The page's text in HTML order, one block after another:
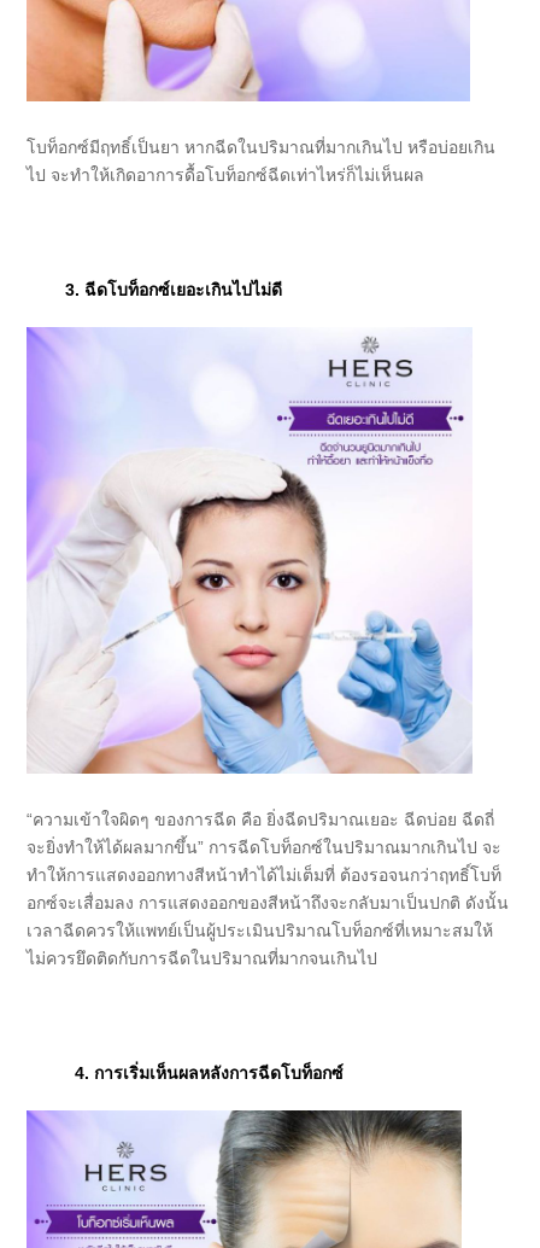
โบท็อกซ์มีฤทธิ์เป็นยา หากฉีดในปริมาณที่มากเกินไป หรือบ่อยเกิน
ไป จะทำให้เกิดอาการดื้อโบท็อกซ์ฉีดเท่าไหร่ก็ไม่เห็นผล
3. ฉีดโบท็อกซ์เยอะเกินไปไม่ดี
“ความเข้าใจผิดๆ ของการฉีด คือ ยิ่งฉีดปริมาณเยอะ ฉีดบ่อย ฉีดถี่
จะยิ่งทำให้ได้ผลมากขึ้น” การฉีดโบท็อกซ์ในปริมาณมากเกินไป จะ
ทำให้การแสดงออกทางสีหน้าทำได้ไม่เต็มที่ ต้องรอจนกว่าฤทธิ์โบท็
อกซ์จะเสื่อมลง การแสดงออกของสีหน้าถึงจะกลับมาเป็นปกติ ดังนั้น
เวลาฉีดควรให้แพทย์เป็นผู้ประเมินปริมาณโบท็อกซ์ที่เหมาะสมให้
ไม่ควรยึดติดกับการฉีดในปริมาณที่มากจนเกินไป
4. การเริ่มเห็นผลหลังการฉีดโบท็อกซ์